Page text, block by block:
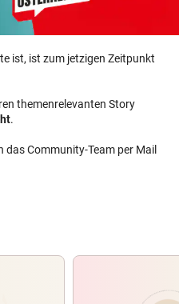
ist, ist zum jetzigen Zeitpunkt
themenrelevanten Story
.
das Community-Team per Mail